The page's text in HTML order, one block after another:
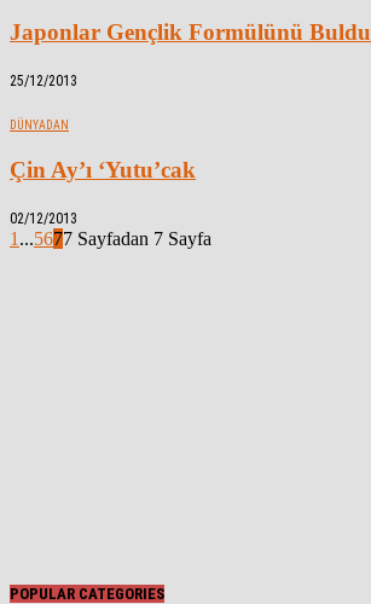
Japonlar Gençlik Formülünü Buldu
25/12/2013
DÜNYADAN
Çin Ay’ı ‘Yutu’cak
02/12/2013
1 ...5677 Sayfadan 7 Sayfa
POPULAR CATEGORIES